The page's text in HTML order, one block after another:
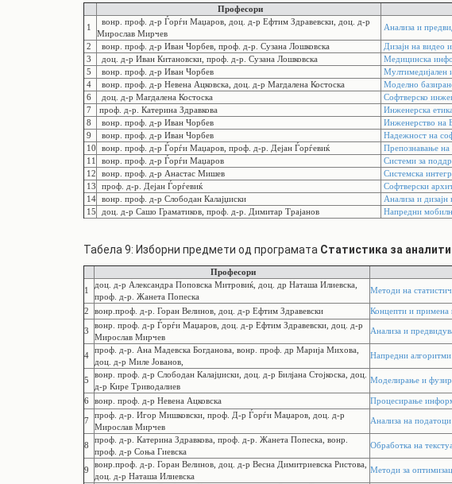
Професори
1
вонр. проф. д-р Ѓорѓи Маџаров, доц. д-р Ефтим Здравевски, доц. д-р
Мирослав Мирчев
Анализа и
2 вонр. проф. д-р Иван Чорбев, проф. д-р. Сузана Лошковска Дизајн на видео
3
доц. д-р Иван Китановски, проф. д-р. Сузана Лошковска Медицинска
5
вонр. проф. д-р Иван Чорбев Мултимедијален
4
вонр. проф. д-р Невена Ацковска, доц. д-р Магдалена Костоска Моделно
6
доц. д-р Магдалена Костоска Софтверско
7
проф. д-р. Катерина Здравкова Инженерска етика
8
вонр. проф. д-р Иван Чорбев Инженерство на
9
вонр. проф. д-р Иван Чорбев Надежност на
10
вонр. проф. д-р Ѓорѓи Маџаров, проф. д-р. Дејан Ѓорѓевиќ Препознавање на
11
вонр. проф. д-р Ѓорѓи Маџаров Системи за
12
вонр. проф. д-р Анастас Мишев Системска
13
проф. д-р. Дејан Ѓорѓевиќ Софтверски
14 вонр. проф. д-р Слободан Калајџиски Анализа и
15
доц. д-р Сашо Граматиков, проф. д-р. Димитар Трајанов Напредни
Табела 9: Изборни предмети од програмата Статистика за
Професори
1
доц. д-р Александра Поповска Митровиќ, доц. др Наташа Илиевска,
проф. д-р. Жанета Попеска
Методи на
2 вонр.проф. д-р. Горан Велинов, доц. д-р Ефтим Здравевски Концепти и примена
3
вонр. проф. д-р Ѓорѓи Маџаров, доц. д-р Ефтим Здравевски, доц. д-р
Мирослав Мирчев
Анализа и
4
проф. д-р. Ана Мадевска Богданова, вонр. проф. др Марија Михова,
доц. д-р Миле Јованов,
Напредни
5
вонр. проф. д-р Слободан Калајџиски, доц. д-р Билјана Стојкоска, доц.
д-р Кире Триводалиев
Моделирање и
6 вонр. проф. д-р Невена Ацковска Процесирање
7
проф. д-р. Игор Мишковски, проф. Д-р Ѓорѓи Маџаров, доц. д-р
Мирослав Мирчев
Анализа на
8
проф. д-р. Катерина Здравкова, проф. д-р. Жанета Попеска, вонр.
проф. д-р Соња Гиевска
Обработка на
9
вонр.проф. д-р. Горан Велинов, доц. д-р Весна Димитриевска Ристова,
доц. д-р Наташа Илиевска
Методи за